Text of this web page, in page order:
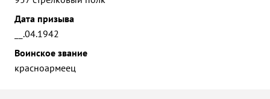
Дата призыва
__.04.1942
Воинское звание
красноармеец